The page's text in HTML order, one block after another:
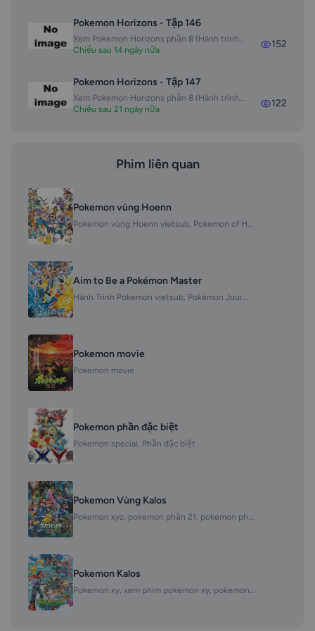
Pokemon Horizons - Tập 146
Xem Pokemon Horizons phần 8 (Hành trình...
Chiếu sau 14 ngày nữa
152
Pokemon Horizons - Tập 147
Xem Pokemon Horizons phần 8 (Hành trình...
Chiếu sau 21 ngày nữa
122
Phim liên quan
Pokemon vùng Hoenn
Pokemon vùng Hoenn vietsub, Pokemon of H...
Aim to Be a Pokémon Master
Hành Trình Pokemon vietsub, Pokémon Jour...
Pokemon movie
Pokemon movie
Pokemon phần đặc biệt
Pokemon special, Phần đặc biệt
Pokemon Vùng Kalos
Pokemon xyz, pokemon phần 21, pokemon ph...
Pokemon Kalos
Pokemon xy, xem phim pokemon xy, pokemon...